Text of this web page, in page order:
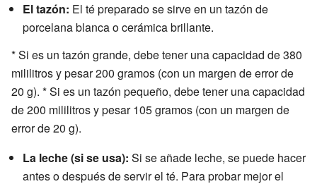
El tazón: El té preparado se sirve en un tazón de
porcelana blanca o cerámica brillante.
* Si es un tazón grande, debe tener una capacidad de 380
mililitros y pesar 200 gramos (con un margen de error de
20 g). * Si es un tazón pequeño, debe tener una capacidad
de 200 mililitros y pesar 105 gramos (con un margen de
error de 20 g).
La leche (si se usa): Si se añade leche, se puede hacer
antes o después de servir el té. Para probar mejor el